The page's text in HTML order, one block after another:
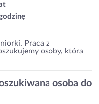
Praca z
osoby, która
osoba do